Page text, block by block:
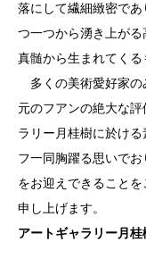
落にして繊細緻密であ
つ一つから湧き上が
真髄から生まれてくる
多くの美術愛好家の
元のフアンの絶大な
ラリー月桂樹に於け
フ一同胸躍る思いで
をお迎えできること
申し上げます。
アートギャラリー月桂